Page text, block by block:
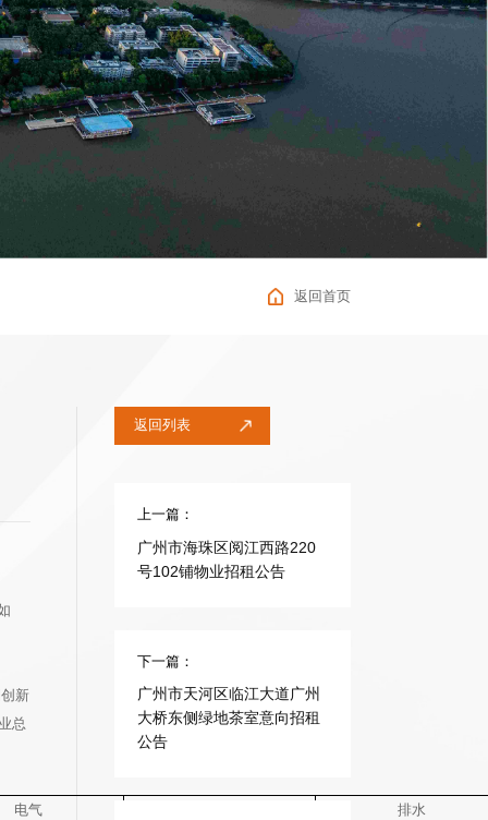
返回首页
新
总
电气
排水
返回列表
上一篇：
广州市海珠区阅江西路220
号102铺物业招租公告
下一篇：
广州市天河区临江大道广州
大桥东侧绿地茶室意向招租
公告